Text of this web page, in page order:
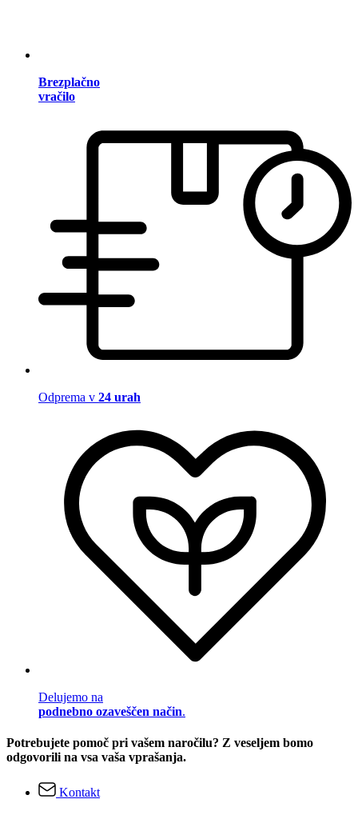
Brezplačno
vračilo
Odprema v 24 urah
Delujemo na
podnebno ozaveščen način.
Potrebujete pomoč pri vašem naročilu? Z veseljem bomo
odgovorili na vsa vaša vprašanja.
Kontakt